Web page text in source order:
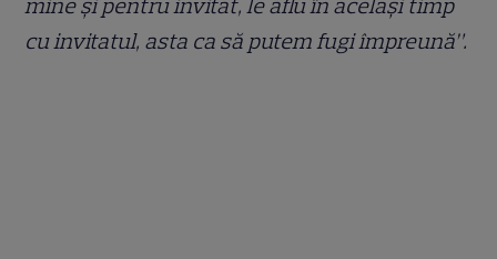
mine și pentru invitat, le aflu în același timp
cu invitatul, asta ca să putem fugi împreună”.